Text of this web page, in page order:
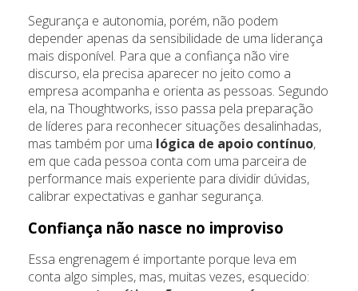
Segurança e autonomia, porém, não podem
depender apenas da sensibilidade de uma liderança
mais disponível. Para que a confiança não vire
discurso, ela precisa aparecer no jeito como a
empresa acompanha e orienta as pessoas. Segundo
ela, na Thoughtworks, isso passa pela preparação
de líderes para reconhecer situações desalinhadas,
mas também por uma lógica de apoio contínuo,
em que cada pessoa conta com uma parceira de
performance mais experiente para dividir dúvidas,
calibrar expectativas e ganhar segurança.
Confiança não nasce no improviso
Essa engrenagem é importante porque leva em
conta algo simples, mas, muitas vezes, esquecido: